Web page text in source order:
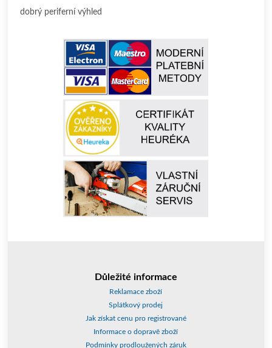
dobrý periferní výhled
Důležité informace
Reklamace zboží
Splátkový prodej
Jak získat cenu pro registrované
Informace o dopravě zboží
Podmínky prodloužených záruk